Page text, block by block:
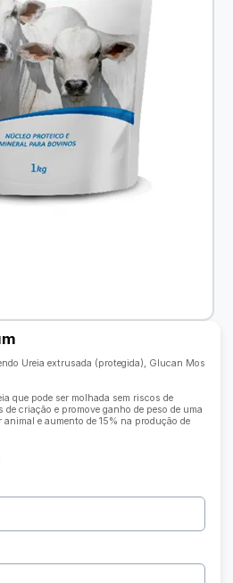
Ureia extrusada (protegida), Glucan Mos
que pode ser molhada sem riscos de
criação e promove ganho de peso de uma
e aumento de 15% na produção de